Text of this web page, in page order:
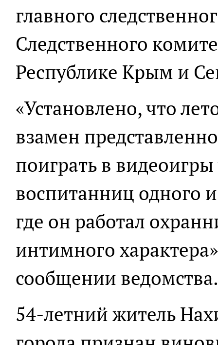
главного
Следственного
Республике Крым и
«Установлено, что
взамен
поиграть в
воспитанниц одного
где он работал
интимного
сообщении ведомства.
54-летний житель